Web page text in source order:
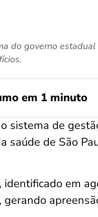
do governo
em 1 minuto
sistema de
saúde de São
identificado em
gerando